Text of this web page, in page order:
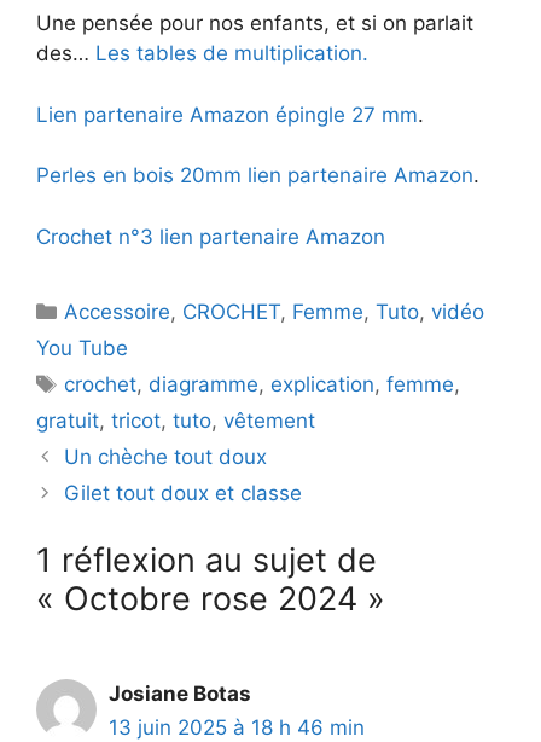
Une pensée pour nos enfants, et si on parlait
des… Les tables de multiplication.
Lien partenaire Amazon épingle 27 mm.
Perles en bois 20mm lien partenaire Amazon.
Crochet n°3 lien partenaire Amazon
Catégories
Accessoire, CROCHET, Femme,Tuto,vidéo
You Tube
Étiquettes
crochet, diagramme, explication,femme,
gratuit, tricot, tuto, vêtement
Un chèche tout doux
Gilet tout doux et classe
1 réflexion au sujet de
« Octobre rose 2024 »
Josiane Botas
13 juin 2025 à 18 h 46 min